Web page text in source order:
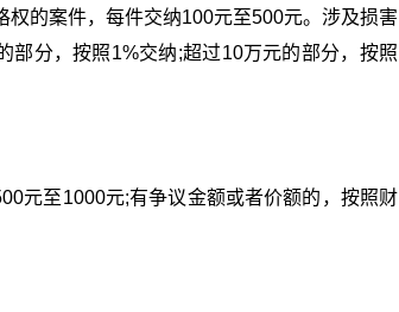
的案件，每件交纳100元至500元。涉及损害
部分，按照1%交纳;超过10万元的部分，按照
元至1000元;有争议金额或者价额的，按照财